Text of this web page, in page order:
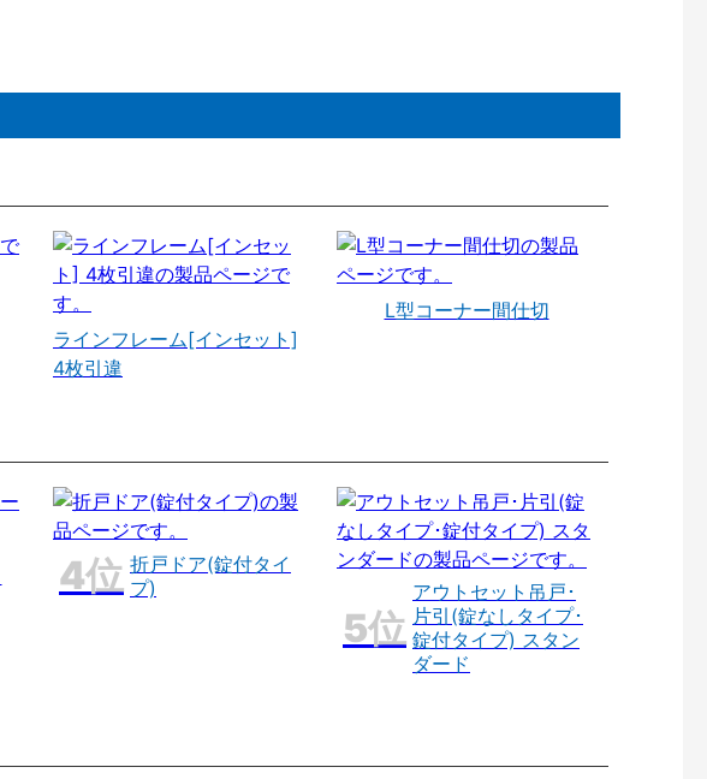
ラインフレーム[インセット]
4枚引違
L型コーナー間仕切
折戸ドア(錠付タイ
プ)
アウトセット吊戸･
片引(錠なしタイプ･
錠付タイプ) スタン
ダード